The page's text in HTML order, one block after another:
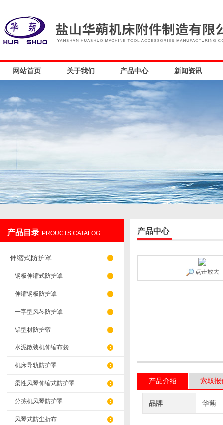
网站首页 关于我们 产品中心 新闻资讯
产品目录 PROUCTS CATALOG
伸缩式防护罩
钢板伸缩式防护罩
伸缩钢板防护罩
一字型风琴防护罩
铝型材防护帘
水泥散装机伸缩布袋
机床导轨防护罩
柔性风琴伸缩式防护罩
分拣机风琴防护罩
风琴式防尘折布
产品中心
点击放大
产品介绍 索取报
品牌 华蒴